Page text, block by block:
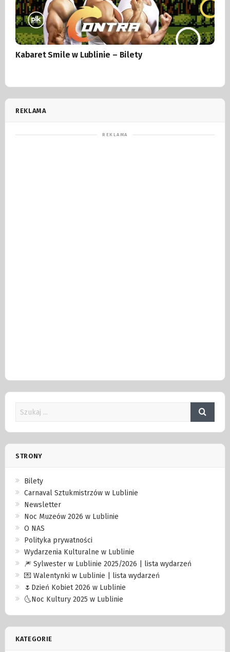
Kabaret Smile w Lublinie – Bilety
REKLAMA
STRONY
Bilety
Carnaval Sztukmistrzów w Lublinie
Newsletter
Noc Muzeów 2026 w Lublinie
O NAS
Polityka prywatności
Wydarzenia Kulturalne w Lublinie
🎆 Sylwester w Lublinie 2025/2026 | lista wydarzeń
💌 Walentynki w Lublinie | lista wydarzeń
🌷Dzień Kobiet 2026 w Lublinie
🌜Noc Kultury 2025 w Lublinie
KATEGORIE